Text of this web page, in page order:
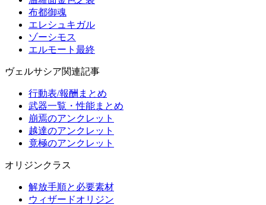
布都御魂
エレシュキガル
ゾーシモス
エルモート最終
ヴェルサシア関連記事
行動表/報酬まとめ
武器一覧・性能まとめ
崩焉のアンクレット
越達のアンクレット
竟極のアンクレット
オリジンクラス
解放手順と必要素材
ウィザードオリジン